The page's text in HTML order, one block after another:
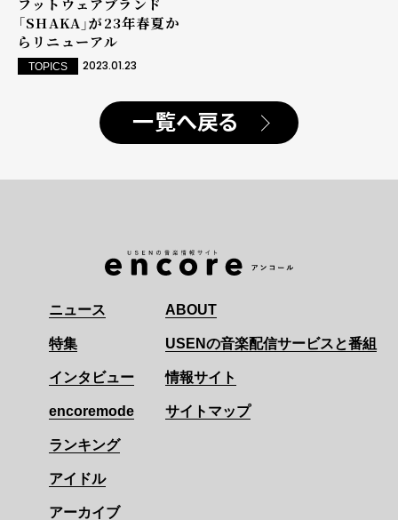
フットウェアブランド
「SHAKA」が23年春夏か
らリニューアル
TOPICS 2023.01.23
一覧へ戻る
ニュース
特集
インタビュー
encoremode
ランキング
アイドル
アーカイブ
ABOUT
USENの音楽配信サービスと番組
情報サイト
サイトマップ